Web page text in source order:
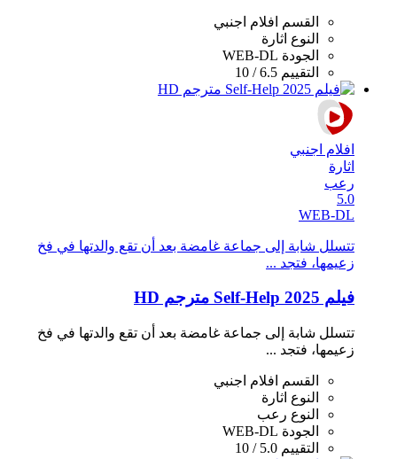
القسم افلام اجنبي
النوع اثارة
الجودة WEB-DL
التقييم 6.5 / 10
افلام اجنبي
اثارة
رعب
5.0
WEB-DL
تتسلل شابة إلى جماعة غامضة بعد أن تقع والدتها في فخ
زعيمها، فتجد ...
فيلم Self-Help 2025 مترجم HD
تتسلل شابة إلى جماعة غامضة بعد أن تقع والدتها في فخ
زعيمها، فتجد ...
القسم
افلام اجنبي
النوع اثارة
النوع رعب
الجودة WEB-DL
التقييم 5.0 / 10